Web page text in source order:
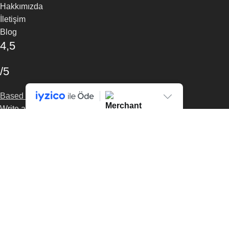
Hakkımızda
İletişim
Blog
4,5
/5
Based on 374 Google reviews
Write a Review